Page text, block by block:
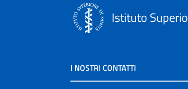
Istituto
I NOSTRI CONTATTI